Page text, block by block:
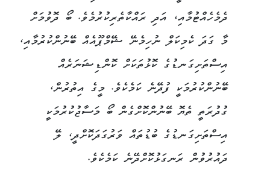
ދެމެހެއްޓުމާއި، އަދި ރައްކާތެރިކުރުމެވެ. ބޯ ދޮވުމަށް
މާ ގަދަ ކެމިކަލް ނުހިމެނޭ ޝޭމްޕޫއެއް ބޭނުންކުރުމާއި،
އިސްތަށިގަނޑުގެ ކޮޅުތަކަށް ކޮންޑިޝަނަރެއް
ބޭނުންކުރުމަކީ ފުދޭނެ ކަމެކެވެ. މީގެ އިތުރުން،
ގުދުރަތީ ތެޔޮ ބޭނުންކޮށްގެން ބޯ މަސާޖުކުރުމަކީ
އިސްތަށިގަނޑުގެ ބުޑުތައް ވަރުގަދަކޮށްދީ، ލޭ
ދައުރުވުން ރަނގަޅުކޮށްދޭނެ ކަމެކެވެ.